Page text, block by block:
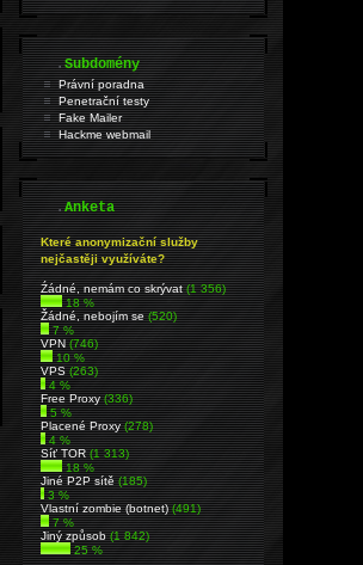
.Subdomény
Právní poradna
Penetrační testy
Fake Mailer
Hackme webmail
.Anketa
Které anonymizační služby
nejčastěji využíváte?
Źádné, nemám co skrývat(1 356)
18 %
Žádné, nebojím se(520)
7 %
VPN(746)
10 %
VPS(263)
4 %
Free Proxy(336)
5 %
Placené Proxy(278)
4 %
Síť TOR(1 313)
18 %
Jiné P2P sítě(185)
3 %
Vlastní zombie (botnet)(491)
7 %
Jiný způsob(1 842)
25 %